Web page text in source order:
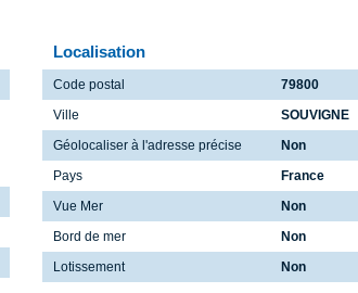
Localisation
Code postal
79800
Ville
SOUVIGNE
Géolocaliser à l'adresse précise
Non
Pays
France
Vue Mer
Non
Bord de mer
Non
Lotissement
Non